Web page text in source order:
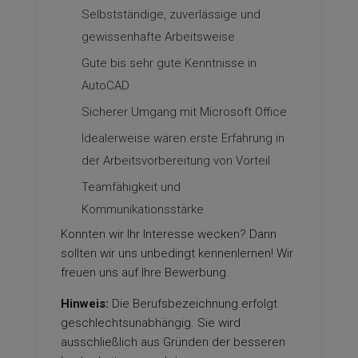
Selbstständige, zuverlässige und
gewissenhafte Arbeitsweise
Gute bis sehr gute Kenntnisse in
AutoCAD
Sicherer Umgang mit Microsoft Office
Idealerweise wären erste Erfahrung in
der Arbeitsvorbereitung von Vorteil
Teamfähigkeit und
Kommunikationsstärke
Konnten wir Ihr Interesse wecken? Dann
sollten wir uns unbedingt kennenlernen! Wir
freuen uns auf Ihre Bewerbung.
Hinweis: Die Berufsbezeichnung erfolgt
geschlechtsunabhängig. Sie wird
ausschließlich aus Gründen der besseren